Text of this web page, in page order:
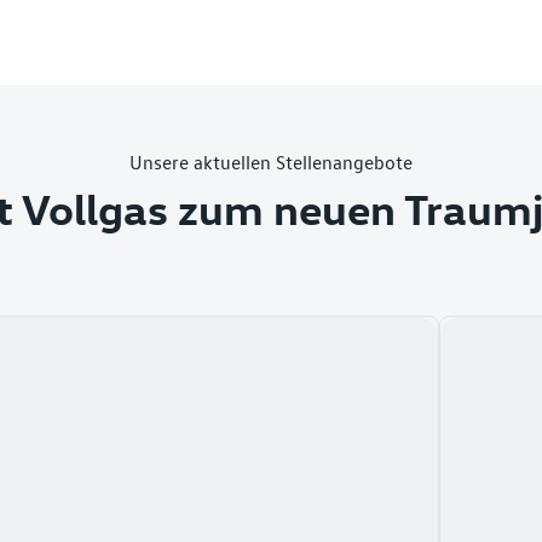
Unsere aktuellen Stellenangebote
Vollgas zum neuen